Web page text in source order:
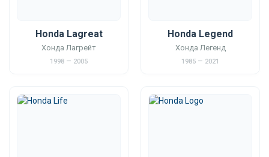
Honda Lagreat
Хонда Лагрейт
1998 — 2005
Honda Legend
Хонда Легенд
1985 — 2021